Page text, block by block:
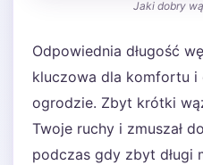
Jaki dobry
Odpowiednia długość
kluczowa dla komfortu
ogrodzie. Zbyt krótki
Twoje ruchy i zmuszał
podczas gdy zbyt długi